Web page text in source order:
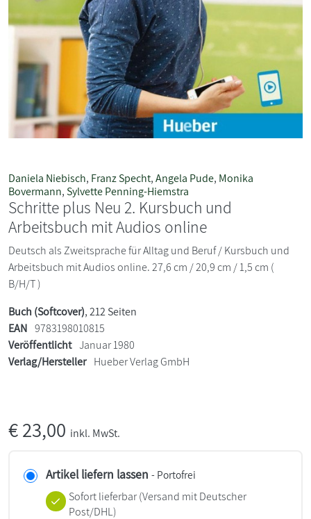
Daniela Niebisch, Franz Specht,Angela Pude, Monika
Bovermann, Sylvette Penning-Hiemstra
Schritte plus Neu 2. Kursbuch und
Arbeitsbuch mit Audios online
Deutsch als Zweitsprache für Alltag und Beruf / Kursbuch und
Arbeitsbuch mit Audios online. 27,6 cm / 20,9 cm / 1,5 cm (
B/H/T )
Buch (Softcover), 212 Seiten
EAN 9783198010815
Veröffentlicht Januar 1980
Verlag/Hersteller Hueber Verlag GmbH
€23,00 inkl. MwSt.
Artikel liefern lassen - Portofrei
Sofort lieferbar(Versand mit Deutscher
Post/DHL)